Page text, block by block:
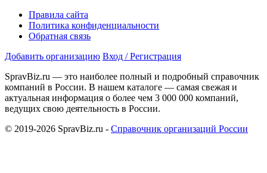
Правила сайта
Политика конфиденциальности
Обратная связь
Добавить организацию Вход / Регистрация
SpravBiz.ru — это наиболее полный и подробный справочник
компаний в России. В нашем каталоге — самая свежая и
актуальная информация о более чем 3 000 000 компаний,
ведущих свою деятельность в России.
© 2019-2026 SpravBiz.ru - Справочник организаций России